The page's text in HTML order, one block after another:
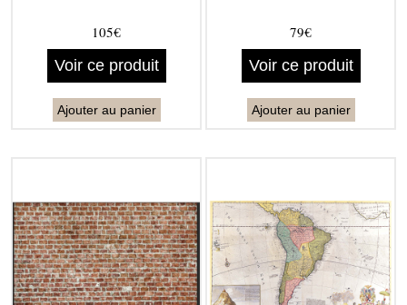
105€
Voir ce produit
Ajouter au panier
79€
Voir ce produit
Ajouter au panier